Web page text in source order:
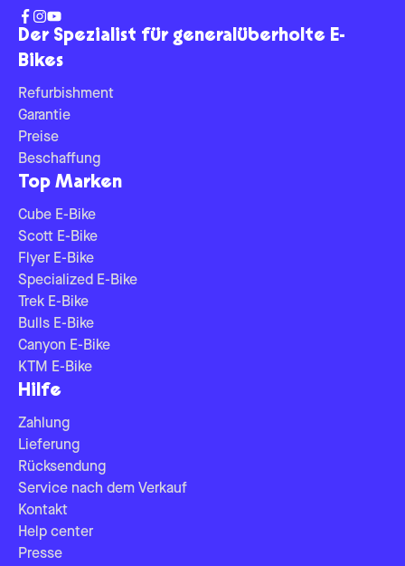
Der Spezialist für generalüberholte E-
Bikes
Refurbishment
Garantie
Preise
Beschaffung
Top Marken
Cube E-Bike
Scott E-Bike
Flyer E-Bike
Specialized E-Bike
Trek E-Bike
Bulls E-Bike
Canyon E-Bike
KTM E-Bike
Hilfe
Zahlung
Lieferung
Rücksendung
Service nach dem Verkauf
Kontakt
Help center
Presse